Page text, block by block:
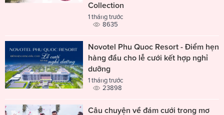
Collection
1 tháng trước
8635
Novotel Phu Quoc Resort - Điểm hẹn
hàng đầu cho lễ cưới kết hợp nghỉ
dưỡng
1 tháng trước
23898
Câu chuyện về đám cưới trong mơ